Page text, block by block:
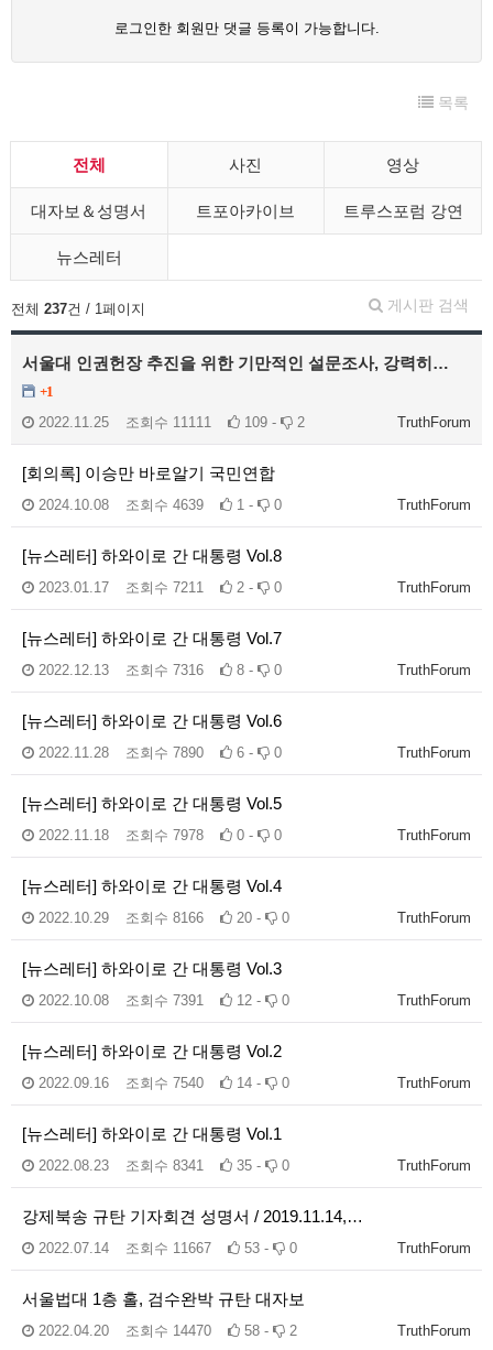
로그인한 회원만 댓글 등록이 가능합니다.
목록
전체 사진 영상
대자보＆성명서 트포아카이브 트루스포럼 강연
뉴스레터
게시판 검색
전체 237건 / 1페이지
서울대 인권헌장 추진을 위한 기만적인 설문조사, 강력히…
+1
TruthForum
2022.11.25 조회수 11111 109 - 2
[회의록] 이승만 바로알기 국민연합
TruthForum
2024.10.08 조회수 4639 1 - 0
[뉴스레터] 하와이로 간 대통령 Vol.8
TruthForum
2023.01.17 조회수 7211 2 - 0
[뉴스레터] 하와이로 간 대통령 Vol.7
TruthForum
2022.12.13 조회수 7316 8 - 0
[뉴스레터] 하와이로 간 대통령 Vol.6
TruthForum
2022.11.28 조회수 7890 6 - 0
[뉴스레터] 하와이로 간 대통령 Vol.5
TruthForum
2022.11.18 조회수 7978 0 - 0
[뉴스레터] 하와이로 간 대통령 Vol.4
TruthForum
2022.10.29 조회수 8166 20 - 0
[뉴스레터] 하와이로 간 대통령 Vol.3
TruthForum
2022.10.08 조회수 7391 12 - 0
[뉴스레터] 하와이로 간 대통령 Vol.2
TruthForum
2022.09.16 조회수 7540 14 - 0
[뉴스레터] 하와이로 간 대통령 Vol.1
TruthForum
2022.08.23 조회수 8341 35 - 0
강제북송 규탄 기자회견 성명서 / 2019.11.14,…
TruthForum
2022.07.14 조회수 11667 53 - 0
서울법대 1층 홀, 검수완박 규탄 대자보
TruthForum
2022.04.20 조회수 14470 58 - 2